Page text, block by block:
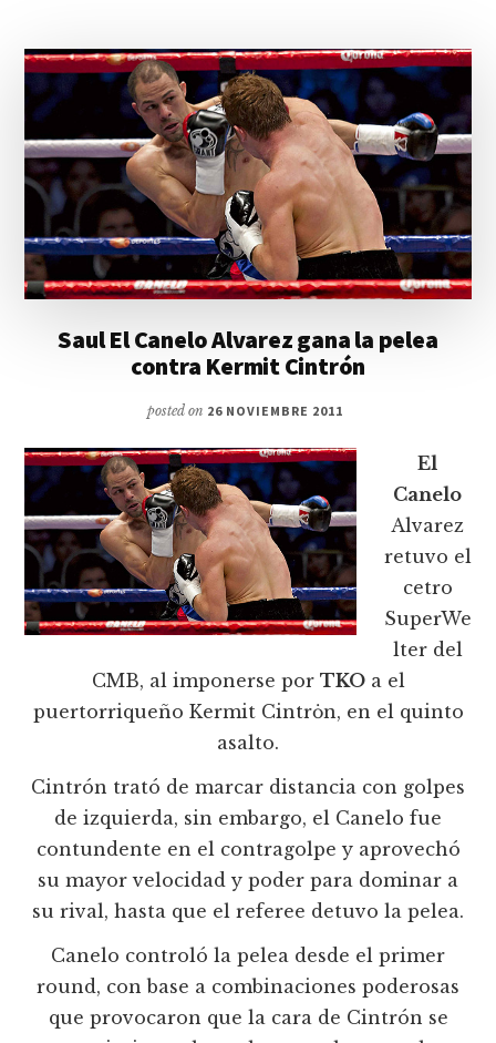
Saul El Canelo Alvarez gana la pelea
contra Kermit Cintrón
posted on 26 NOVIEMBRE 2011
El
Canelo
Alvarez
retuvo el
cetro
SuperWe
lter del
CMB, al imponerse por TKOa el
puertorriqueño Kermit Cintrȯn, en el quinto
asalto.
Cintrón trató de marcar distancia con golpes
de izquierda, sin embargo, el Canelo fue
contundente en el contragolpe y aprovechó
su mayor velocidad y poder para dominar a
su rival, hasta que el referee detuvo la pelea.
Canelo controló la pelea desde el primer
round, con base a combinaciones poderosas
que provocaron que la cara de Cintrón se